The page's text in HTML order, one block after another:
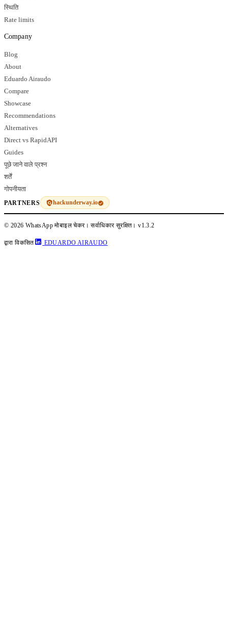
स्थिति
Rate limits
Company
Blog
About
Eduardo Airaudo
Compare
Showcase
Recommendations
Alternatives
Direct vs RapidAPI
Guides
पूछे जाने वाले प्रश्न
शर्तें
गोपनीयता
PARTNERS hackunderway.io
© 2026 WhatsApp मोबाइल चेकर। सर्वाधिकार सुरक्षित।v1.3.2
द्वारा विकसित EDUARDO AIRAUDO